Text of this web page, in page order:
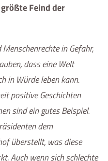
Feind der
in Gefahr,
dass eine Welt
in Würde leben kann.
positive Geschichten
sind ein gutes Beispiel.
dem
überstellt, was diese
Auch wenn sich schlechte